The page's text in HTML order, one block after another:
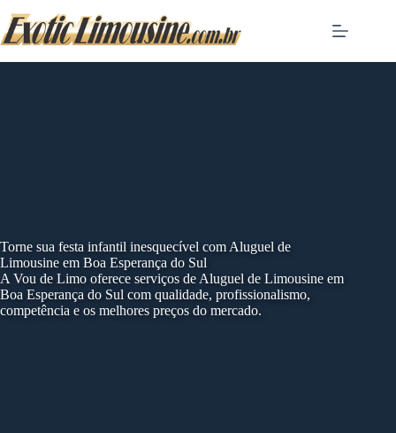
to
content
Torne sua festa infantil inesquecível com Aluguel de
Limousine em Boa Esperança do Sul
A Vou de Limo oferece serviços de Aluguel de Limousine em
Boa Esperança do Sul com qualidade, profissionalismo,
competência e os melhores preços do mercado.